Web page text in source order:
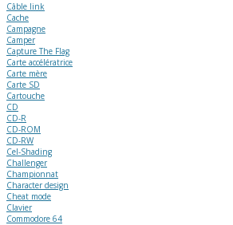
Câble link
Cache
Campagne
Camper
Capture The Flag
Carte accélératrice
Carte mère
Carte SD
Cartouche
CD
CD-R
CD-ROM
CD-RW
Cel-Shading
Challenger
Championnat
Character design
Cheat mode
Clavier
Commodore 64